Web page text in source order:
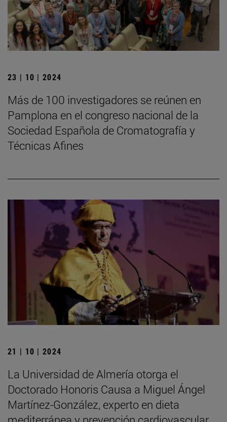
23 | 10 | 2024
Más de 100 investigadores se reúnen en
Pamplona en el congreso nacional de la
Sociedad Española de Cromatografía y
Técnicas Afines
21 | 10 | 2024
La Universidad de Almería otorga el
Doctorado Honoris Causa a Miguel Ángel
Martínez-González, experto en dieta